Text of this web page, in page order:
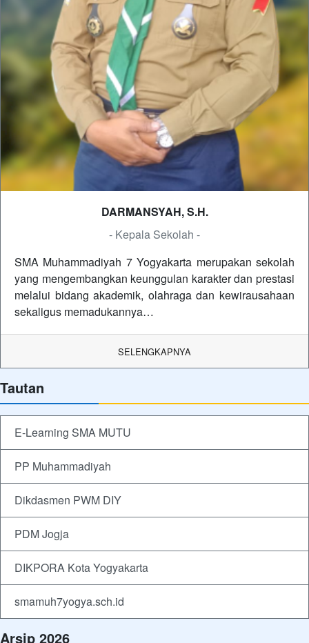
DARMANSYAH, S.H.
- Kepala Sekolah -
SMA Muhammadiyah 7 Yogyakarta merupakan sekolah
yang mengembangkan keunggulan karakter dan prestasi
melalui bidang akademik, olahraga dan kewirausahaan
sekaligus memadukannya…
SELENGKAPNYA
Tautan
E-Learning SMA MUTU
PP Muhammadiyah
Dikdasmen PWM DIY
PDM Jogja
DIKPORA Kota Yogyakarta
smamuh7yogya.sch.id
Arsip 2026